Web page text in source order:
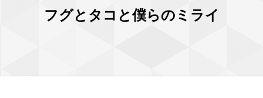
フグとタコと僕らのミライ